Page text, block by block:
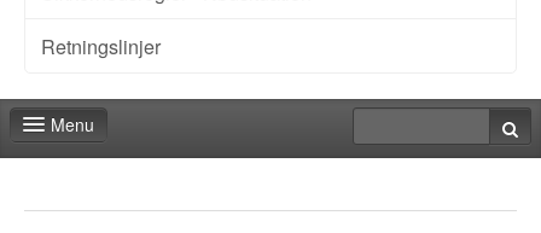
Retningslinjer
Menu